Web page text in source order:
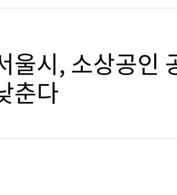
울시, 소상공인
춘다